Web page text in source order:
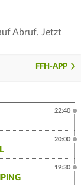
Abruf. Jetzt
FFH-APP
22:40
20:00
19:30